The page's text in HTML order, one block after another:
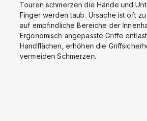
Touren schmerzen die Hände und
Finger werden taub. Ursache ist oft
auf empfindliche Bereiche der
Ergonomisch angepasste Griffe
Handflächen, erhöhen die
vermeiden Schmerzen.